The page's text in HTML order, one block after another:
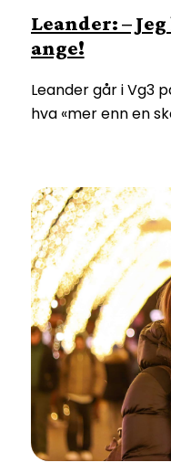
Leander: –
ange!
Leander går i Vg3
hva «mer enn en